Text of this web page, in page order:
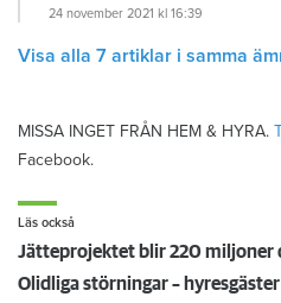
24 november 2021 kl 16:39
Visa alla 7 artiklar i samma
MISSA INGET FRÅN HEM & HYRA.
Facebook.
Läs också
Jätteprojektet blir 220 miljoner